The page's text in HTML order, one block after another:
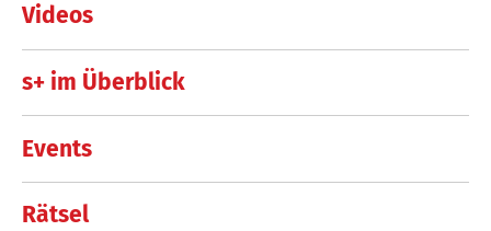
Videos
s+ im Überblick
Events
Rätsel